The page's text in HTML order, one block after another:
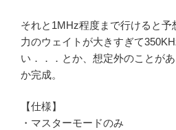
それと1MHz程度まで行けると予
力のウェイトが大きすぎて
い．．．とか、想定外のことが
か完成。
【仕様】
・マスターモードのみ